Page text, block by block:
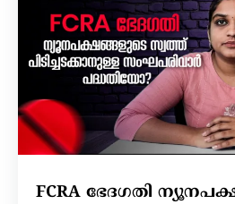
FCRA ഭേദഗതി